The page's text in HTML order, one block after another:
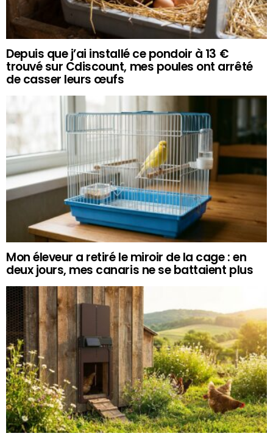
Depuis que j’ai installé ce pondoir à 13 €
trouvé sur Cdiscount, mes poules ont arrêté
de casser leurs œufs
Mon éleveur a retiré le miroir de la cage : en
deux jours, mes canaris ne se battaient plus